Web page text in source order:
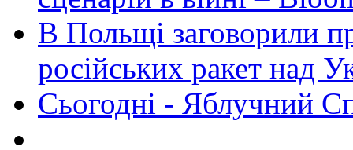
В Польщі заговорили
російських ракет над
Сьогодні - Яблучний